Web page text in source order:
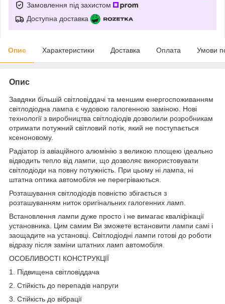
Замовлення під захистом
Доступна доставка
Опис Характеристики Доставка Оплата Умови
Опис
Завдяки більшій світловіддачі та меншим енергоспоживанням
світлодіодна лампа є чудовою галогенною заміною. Нові
технології з виробництва світлодіодів дозволили розробникам
отримати потужний світловий потік, який не поступається
ксеноновому.
Радіатор із авіаційного алюмінію з великою площею ідеально
відводить тепло від лампи, що дозволяє використовувати
світлодіоди на повну потужність. При цьому ні лампа, ні
штатна оптика автомобіля не перегріваються.
Розташування світлодіодів повністю збігається з
розташуванням ниток оригінальних галогенних ламп.
Встановлення лампи дуже просто і не вимагає кваліфікації
установника. Цим самим Ви зможете встановити лампи самі і
заощадите на установці. Світлодіодні лампи готові до роботи
відразу після заміни штатних ламп автомобіля.
ОСОБЛИВОСТІ КОНСТРУКЦІЇ
1. Підвищена світловіддача
2. Стійкість до перепадів напруги
3. Стійкість до вібрації